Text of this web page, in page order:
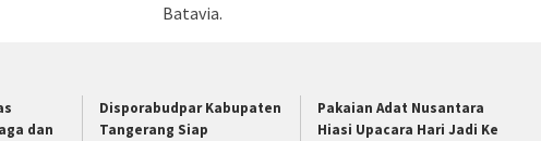
Batavia.
dan
Disporabudpar Kabupaten
Tangerang Siap
Pakaian Adat Nusantara
Hiasi Upacara Hari Jadi Ke